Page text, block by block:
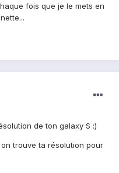
fois que je le mets en
de ton galaxy S :)
trouve ta résolution pour